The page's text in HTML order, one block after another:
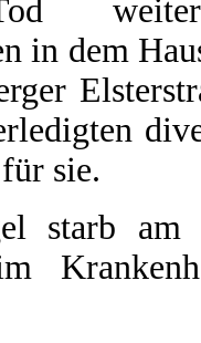
in dem
sie.
starb am